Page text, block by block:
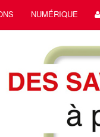
NUMÉRIQUE